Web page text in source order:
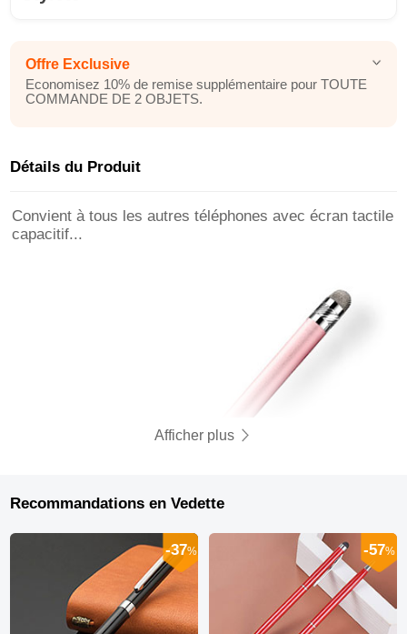
Offre Exclusive
Economisez 10% de remise supplémentaire pour TOUTE
COMMANDE DE 2 OBJETS.
Détails du Produit
Convient à tous les autres téléphones avec écran tactile
capacitif...
Afficher plus
Recommandations en Vedette
-37% -57%